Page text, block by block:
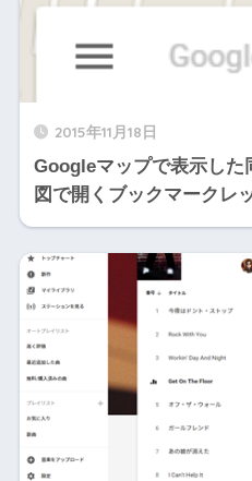
2015年11月18日
Googleマップで表示した
図で開くブックマークレ